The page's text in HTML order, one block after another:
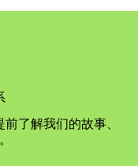
了解我们的故事、